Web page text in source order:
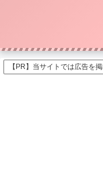
【PR】当サイトでは広告を